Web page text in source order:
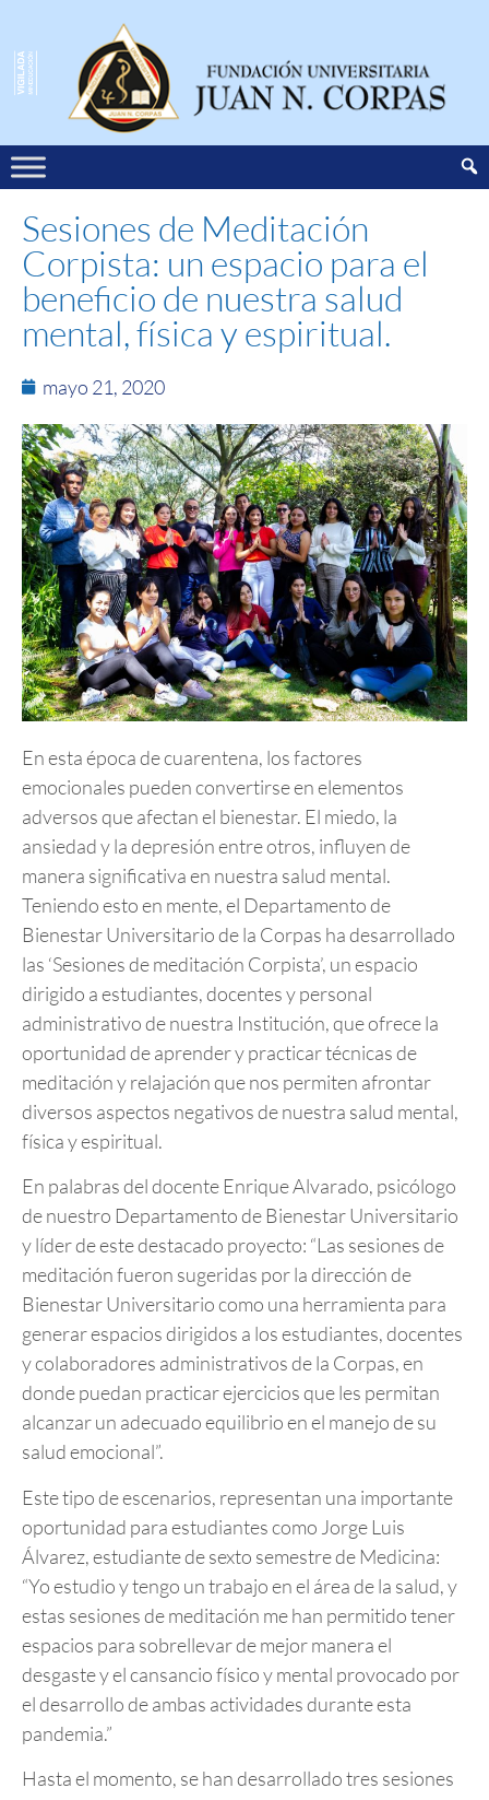
Sesiones de Meditación
Corpista: un espacio para el
beneficio de nuestra salud
mental, física y espiritual.
mayo 21, 2020
En esta época de cuarentena, los factores
emocionales pueden convertirse en elementos
adversos que afectan el bienestar. El miedo, la
ansiedad y la depresión entre otros, influyen de
manera significativa en nuestra salud mental.
Teniendo esto en mente, el Departamento de
Bienestar Universitario de la Corpas ha desarrollado
las ‘Sesiones de meditación Corpista’, un espacio
dirigido a estudiantes, docentes y personal
administrativo de nuestra Institución, que ofrece la
oportunidad de aprender y practicar técnicas de
meditación y relajación que nos permiten afrontar
diversos aspectos negativos de nuestra salud mental,
física y espiritual.
En palabras del docente Enrique Alvarado, psicólogo
de nuestro Departamento de Bienestar Universitario
y líder de este destacado proyecto: “Las sesiones de
meditación fueron sugeridas por la dirección de
Bienestar Universitario como una herramienta para
generar espacios dirigidos a los estudiantes, docentes
y colaboradores administrativos de la Corpas, en
donde puedan practicar ejercicios que les permitan
alcanzar un adecuado equilibrio en el manejo de su
salud emocional”.
Este tipo de escenarios, representan una importante
oportunidad para estudiantes como Jorge Luis
Álvarez, estudiante de sexto semestre de Medicina:
“Yo estudio y tengo un trabajo en el área de la salud, y
estas sesiones de meditación me han permitido tener
espacios para sobrellevar de mejor manera el
desgaste y el cansancio físico y mental provocado por
el desarrollo de ambas actividades durante esta
pandemia.”
Hasta el momento, se han desarrollado tres sesiones